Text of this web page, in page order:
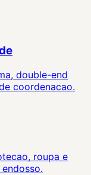
double-end
coordenacao.
roupa e